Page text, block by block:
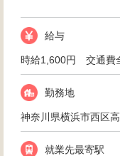
給与
時給1,600円 交通費
勤務地
神奈川県横浜市西区
就業先最寄駅